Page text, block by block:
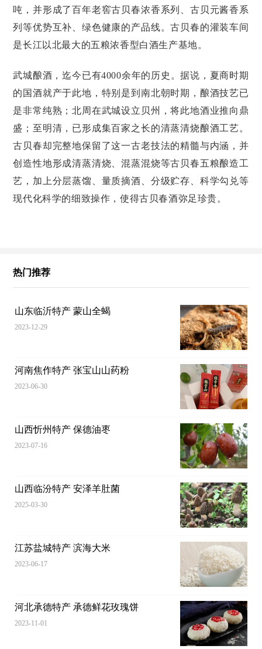
吨，并形成了百年老窖古贝春浓香系列、古贝元酱香系
列等优势互补、绿色健康的产品线。古贝春的灌装车间
是长江以北最大的五粮浓香型白酒生产基地。
武城酿酒，迄今已有4000余年的历史。据说，夏商时期
的国酒就产于此地，特别是到南北朝时期，酿酒技艺已
是非常纯熟；北周在武城设立贝州，将此地酒业推向鼎
盛；至明清，已形成集百家之长的清蒸清烧酿酒工艺。
古贝春却完整地保留了这一古老技法的精髓与内涵，并
创造性地形成清蒸清烧、混蒸混烧等古贝春五粮酿造工
艺，加上分层蒸馏、量质摘酒、分级贮存、科学勾兑等
现代化科学的细致操作，使得古贝春酒弥足珍贵。
热门推荐
山东临沂特产 蒙山全蝎
2023-12-29
河南焦作特产 张宝山山药粉
2023-06-30
山西忻州特产 保德油枣
2023-07-16
山西临汾特产 安泽羊肚菌
2025-03-30
江苏盐城特产 滨海大米
2023-06-17
河北承德特产 承德鲜花玫瑰饼
2023-11-01